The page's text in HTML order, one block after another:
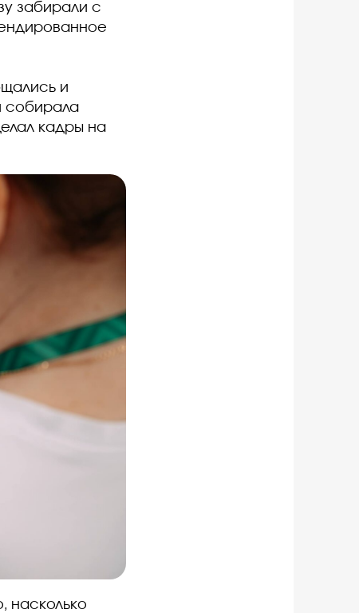
забирали с
и
собирала
кадры на
насколько